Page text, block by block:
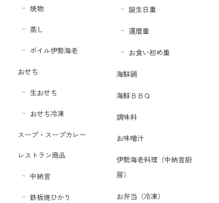
焼物
蒸し
ボイル伊勢海老
おせち
生おせち
おせち冷凍
スープ・スープカレー
レストラン商品
中納言
鉄板焼ひかり
誕生日重
還暦重
お食い初め重
海鮮鍋
海鮮ＢＢＱ
調味料
お味噌汁
伊勢海老料理（中納言厨
房）
お弁当（冷凍）